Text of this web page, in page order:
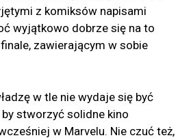
z komiksów napisami
wyjątkowo dobrze się na to
zawierającym w sobie
w tle nie wydaje się być
stworzyć solidne kino
w Marvelu. Nie czuć też,